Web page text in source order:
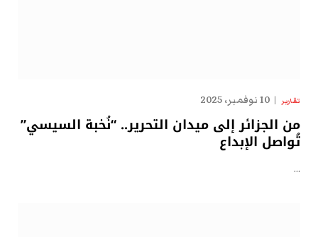
تقارير 10 نوفمبر، 2025
من الجزائر إلى ميدان التحرير.. “نُخبة السيسي”
تُواصل الإبداع
…